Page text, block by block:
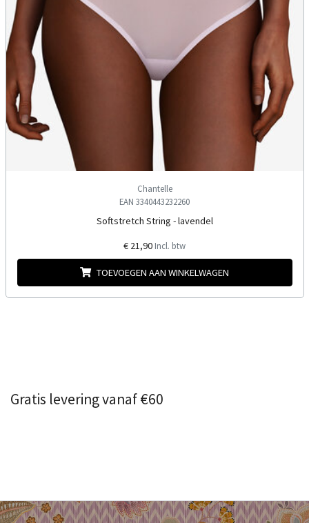
Chantelle
EAN 3340443232260
Softstretch String - lavendel
€ 21,90 Incl. btw
TOEVOEGEN AAN WINKELWAGEN
Gratis levering vanaf €60